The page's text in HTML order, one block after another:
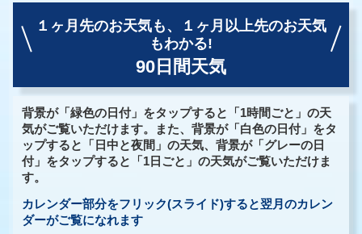
１ヶ月先のお天気も、
１ヶ月以上先のお天気
もわかる!
90日間天気
背景が「緑色の日付」をタップすると「1時間ごと」の天
気がご覧いただけます。また、背景が「白色の日付」をタ
ップすると「日中と夜間」の天気、背景が「グレーの日
付」をタップすると「1日ごと」の天気がご覧いただけま
す。
カレンダー部分をフリック(スライド)すると翌月のカレン
ダーがご覧になれます